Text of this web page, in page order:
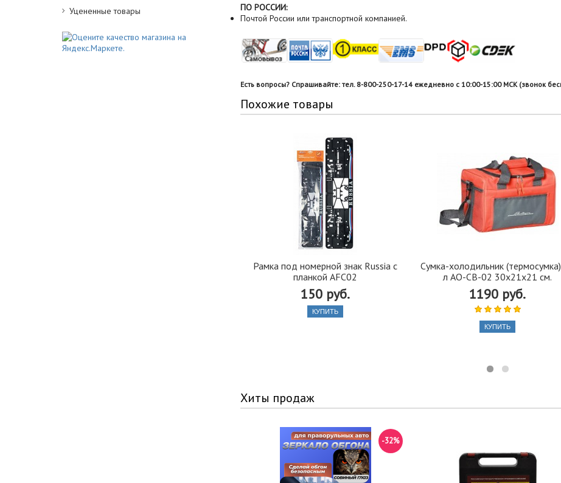
Уцененные товары
ПО РОССИИ:
Почтой России или транспортной компанией.
Есть вопросы? Спрашивайте: тел. 8-800-250-17-14 ежедневно с 10:00-15:00 МСК (звонок
Похожие товары
Рамка под номерной знак Russia с
планкой AFC02
150 руб.
КУПИТЬ
Сумка-холодильник
л AO-CB-02 30х21х21 см.
1190 руб.
КУПИТЬ
Хиты продаж
-32%